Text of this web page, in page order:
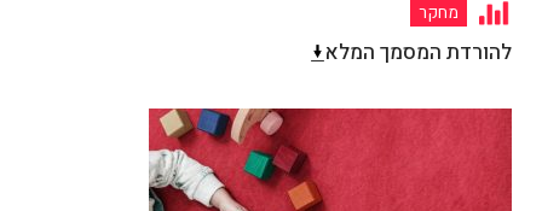
מחקר
להורדת המסמך המלא